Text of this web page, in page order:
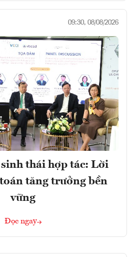
09:30, 08/08/2026
sinh thái hợp tác: Lời
tăng trưởng bền
vững
Đọc ngay